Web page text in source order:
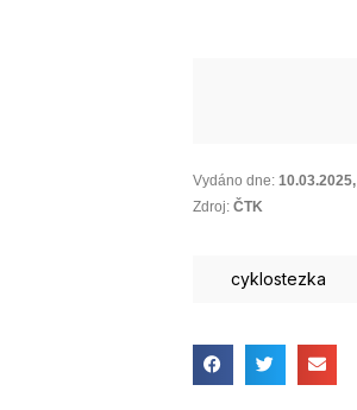
Vydáno dne: 10.03.2025,
Zdroj: ČTK
cyklostezka